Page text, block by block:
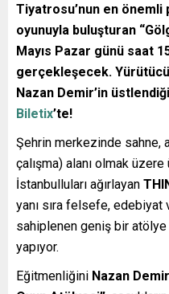
Tiyatrosu’nun en önemli
oyunuyla buluşturan
Mayıs Pazar günü saat
gerçekleşecek.
Nazan Demir’in
Biletix’te!
Şehrin merkezinde sahne,
çalışma) alanı olmak
İstanbulluları ağırlayan
yanı sıra felsefe, edebiyat
sahiplenen geniş bir
yapıyor.
Eğitmenliğini Nazan Demir